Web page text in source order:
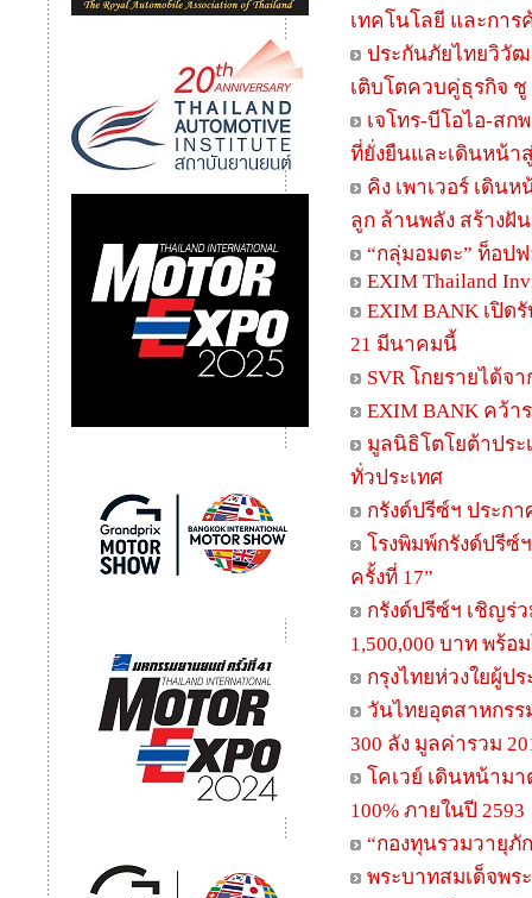
เทคโนโลยี และการ
ประกันภัยไทยวิวัฒ
เติบโตควบคู่ธุรกิจ ชู
เจโทร-บีโอไอ-สก
ที่ยั่งยืนและเดินหน้า
คิง เพาเวอร์ เดิน
ลูก ล้านพลัง สร้างฝัน
“กลุ่มอมตะ” ท็อป
EXIM Thailand
EXIM BANK เปิด
21 มีนาคมนี้
SVR โกยรายได้จ
EXIM BANK คว้าร
มูลนิธิโตโยต้าประ
ทั่วประเทศ
กรังด์ปรีซ์ฯ ประกา
โรงพิมพ์กรังด์ปรีซ์
ครั้งที่ 17”
กรังด์ปรีซ์ฯ เชิญร่ว
1,500,000 บาท พร้
กรุงไทยห่วงใยผู้ป
วันไทยอุตสาหกร
300 ลัง มูลค่ารวม
โคเวย์ เดินหน้ามา
100% ภายในปี 2593
“กองทุนรวมวายุภั
พระบาทสมเด็จพร